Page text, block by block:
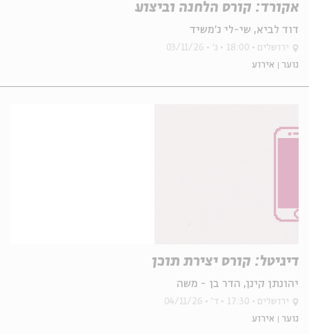
אקורד: קורס הלחנה וביצוע
דוד לביא, שי-לי ג'משיד
נוער אירוע
ירושלים 18:00 ג' 03/11/26
דיגיטל: קורס יצירת תוכן
יהונתן קינן, הדר בן - משה
נוער אירוע
ירושלים 17:30 ד' 04/11/26